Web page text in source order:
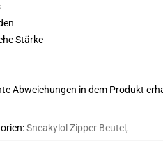
Stärke
Abweichungen in dem Produkt
:Sneakylol Zipper Beutel ,